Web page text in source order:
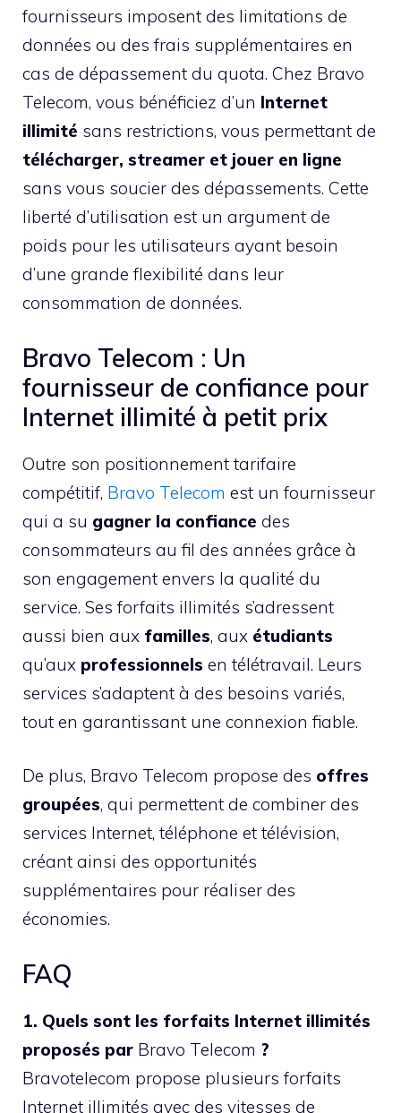
fournisseurs imposent des limitations de
données ou des frais supplémentaires en
cas de dépassement du quota. Chez Bravo
Telecom, vous bénéficiez d’un Internet
illimité sans restrictions, vous permettant de
télécharger, streamer et jouer en ligne
sans vous soucier des dépassements. Cette
liberté d’utilisation est un argument de
poids pour les utilisateurs ayant besoin
d’une grande flexibilité dans leur
consommation de données.
Bravo Telecom : Un
fournisseur de confiance pour
Internet illimité à petit prix
Outre son positionnement tarifaire
compétitif, Bravo Telecom est un fournisseur
qui a su gagner la confiance des
consommateurs au fil des années grâce à
son engagement envers la qualité du
service. Ses forfaits illimités s’adressent
aussi bien aux familles, aux étudiants
qu’aux professionnels en télétravail. Leurs
services s’adaptent à des besoins variés,
tout en garantissant une connexion fiable.
De plus, Bravo Telecom propose des offres
groupées, qui permettent de combiner des
services Internet, téléphone et télévision,
créant ainsi des opportunités
supplémentaires pour réaliser des
économies.
FAQ
1. Quels sont les forfaits Internet illimités
proposés par Bravo Telecom ?
Bravotelecom propose plusieurs forfaits
Internet illimités avec des vitesses de